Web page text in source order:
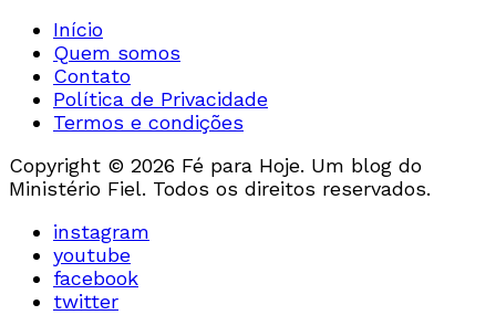
Início
Quem somos
Contato
Política de Privacidade
Termos e condições
Copyright © 2026 Fé para Hoje. Um blog do
Ministério Fiel. Todos os direitos reservados.
instagram
youtube
facebook
twitter